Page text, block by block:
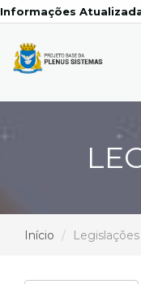
Início Legislações